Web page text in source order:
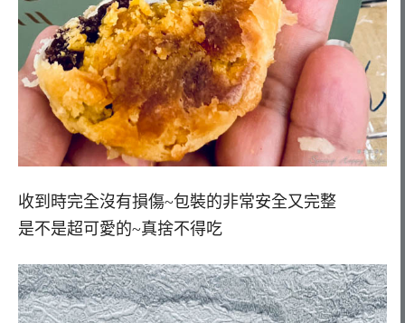
收到時完全沒有損傷~包裝的非常安全又完整
是不是超可愛的~真捨不得吃